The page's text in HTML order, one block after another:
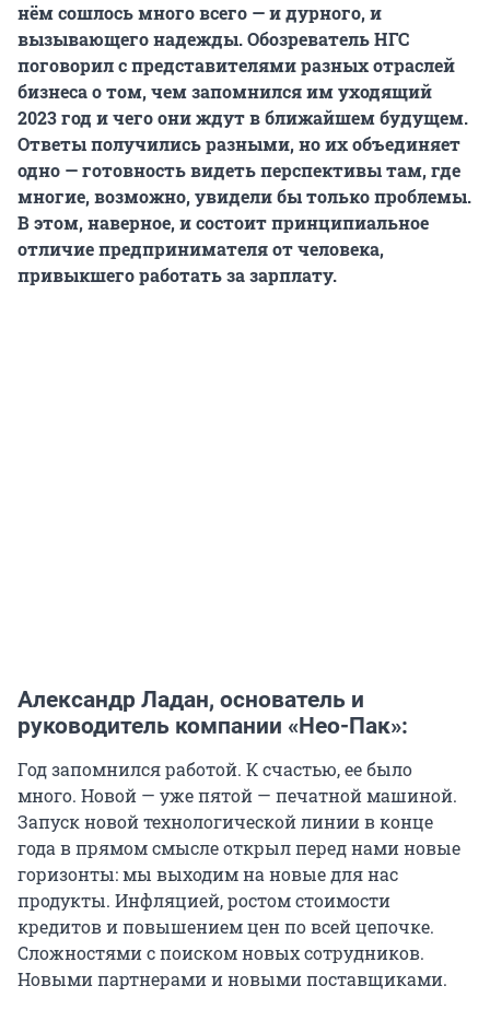
нём сошлось много всего — и дурного, и
вызывающего надежды. Обозреватель НГС
поговорил с представителями разных отраслей
бизнеса о том, чем запомнился им уходящий
2023 год и чего они ждут в ближайшем будущем.
Ответы получились разными, но их объединяет
одно — готовность видеть перспективы там, где
многие, возможно, увидели бы только проблемы.
В этом, наверное, и состоит принципиальное
отличие предпринимателя от человека,
привыкшего работать за зарплату.
Александр Ладан, основатель и
руководитель компании «Нео-Пак»:
Год запомнился работой. К счастью, ее было
много. Новой — уже пятой — печатной машиной.
Запуск новой технологической линии в конце
года в прямом смысле открыл перед нами новые
горизонты: мы выходим на новые для нас
продукты. Инфляцией, ростом стоимости
кредитов и повышением цен по всей цепочке.
Сложностями с поиском новых сотрудников.
Новыми партнерами и новыми поставщиками.